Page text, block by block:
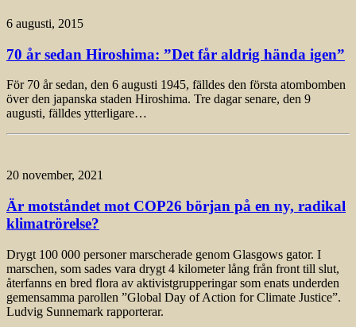
6 augusti, 2015
70 år sedan Hiroshima: ”Det får aldrig hända igen”
För 70 år sedan, den 6 augusti 1945, fälldes den första atombomben
över den japanska staden Hiroshima. Tre dagar senare, den 9
augusti, fälldes ytterligare…
20 november, 2021
Är motståndet mot COP26 början på en ny, radikal
klimatrörelse?
Drygt 100 000 personer marscherade genom Glasgows gator. I
marschen, som sades vara drygt 4 kilometer lång från front till slut,
återfanns en bred flora av aktivistgrupperingar som enats underden
gemensamma parollen ”Global Day of Action for Climate Justice”.
Ludvig Sunnemark rapporterar.